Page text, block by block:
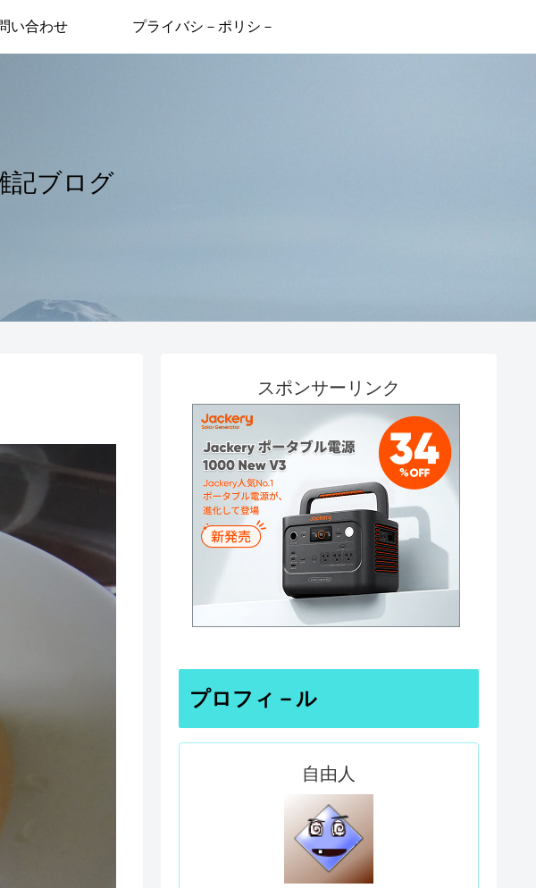
記ブログ
い合わせ プライバシ－ポリシ－
スポンサーリンク
プロフィ－ル
自由人